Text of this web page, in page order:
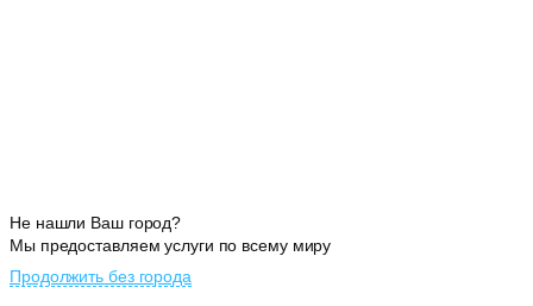
Не нашли Ваш город?
Мы предоставляем услуги по всему миру
Продолжить без города